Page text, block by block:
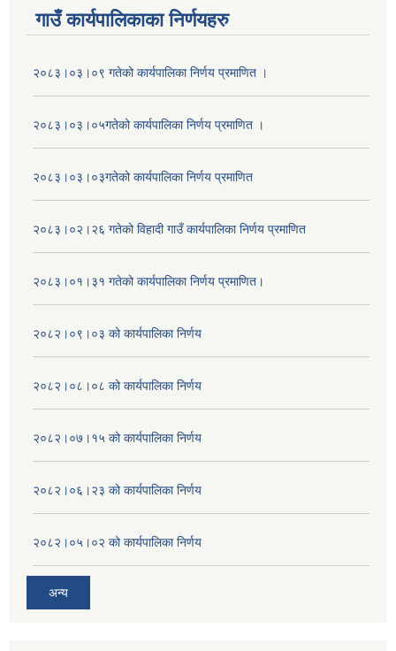
गाउँ कार्यपालिकाका निर्णयहरु
२०८३।०३।०९ गतेको कार्यपालिका निर्णय प्रमाणित ।
२०८३।०३।०५गतेको कार्यपालिका निर्णय प्रमाणित ।
२०८३।०३।०३गतेको कार्यपालिका निर्णय प्रमाणित
२०८३।०२।२६ गतेको विहादी गाउँ कार्यपालिका निर्णय प्रमाणित
२०८३।०१।३१ गतेको कार्यपालिका निर्णय प्रमाणित।
२०८२।०९।०३ को कार्यपालिका निर्णय
२०८२।०८।०८ को कार्यपालिका निर्णय
२०८२।०७।१५ को कार्यपालिका निर्णय
२०८२।०६।२३ को कार्यपालिका निर्णय
२०८२।०५।०२ को कार्यपालिका निर्णय
अन्य